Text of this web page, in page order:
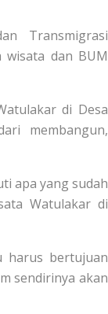
Transmigrasi
wisata dan BUM
di Desa
membangun,
apa yang sudah
Watulakar di
harus bertujuan
sendirinya akan